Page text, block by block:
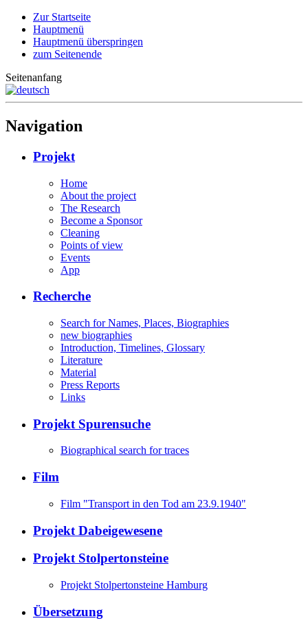
Zur Startseite
Hauptmenü
Hauptmenü überspringen
zum Seitenende
Seitenanfang
Navigation
Projekt
Home
About the project
The Research
Become a Sponsor
Cleaning
Points of view
Events
App
Recherche
Search for Names, Places, Biographies
new biographies
Introduction, Timelines, Glossary
Literature
Material
Press Reports
Links
Projekt Spurensuche
Biographical search for traces
Film
Film "Transport in den Tod am 23.9.1940"
Projekt Dabeigewesene
Projekt Stolpertonsteine
Projekt Stolpertonsteine Hamburg
Übersetzung